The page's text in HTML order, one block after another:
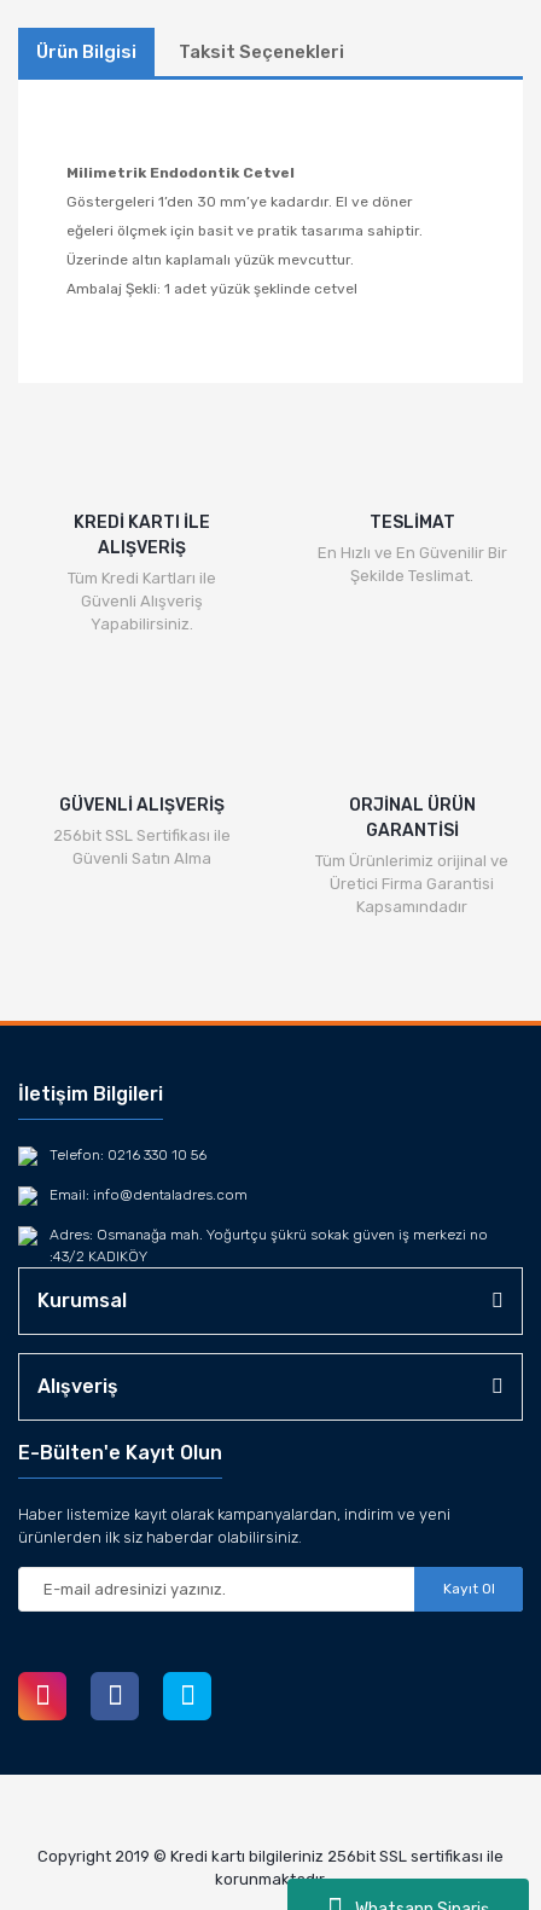
Ürün Bilgisi Taksit Seçenekleri
Milimetrik Endodontik Cetvel
Göstergeleri 1’den 30 mm’ye kadardır. El ve döner
eğeleri ölçmek için basit ve pratik tasarıma sahiptir.
Üzerinde altın kaplamalı yüzük mevcuttur.
Ambalaj Şekli: 1 adet yüzük şeklinde cetvel
KREDİ KARTI İLE
ALIŞVERİŞ
Tüm Kredi Kartları ile
Güvenli Alışveriş
Yapabilirsiniz.
TESLİMAT
En Hızlı ve En Güvenilir Bir
Şekilde Teslimat.
GÜVENLİ ALIŞVERİŞ
256bit SSL Sertifikası ile
Güvenli Satın Alma
ORJİNAL ÜRÜN
GARANTİSİ
Tüm Ürünlerimiz orijinal ve
Üretici Firma Garantisi
Kapsamındadır
İletişim Bilgileri
Telefon: 0216 330 10 56
Email: info@dentaladres.com
Adres: Osmanağa mah. Yoğurtçu şükrü sokak güven iş merkezi no
:43/2 KADIKÖY
Kurumsal
Alışveriş
E-Bülten'e Kayıt Olun
Haber listemize kayıt olarak kampanyalardan, indirim ve yeni
ürünlerden ilk siz haberdar olabilirsiniz.
Kayıt Ol
Copyright 2019 © Kredi kartı bilgileriniz 256bit SSL sertifikası ile
korunmaktadır.